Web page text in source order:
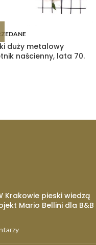
duży metalowy
naścienny, lata 70.
Krakowie pieski wiedzą
Mario Bellini dla B&B